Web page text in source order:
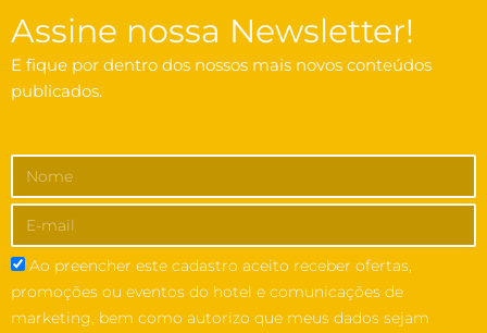
Assine nossa Newsletter!
E fique por dentro dos nossos mais novos conteúdos
publicados.
Ao preencher este cadastro aceito receber ofertas,
promoções ou eventos do hotel e comunicações de
marketing, bem como autorizo que meus dados sejam